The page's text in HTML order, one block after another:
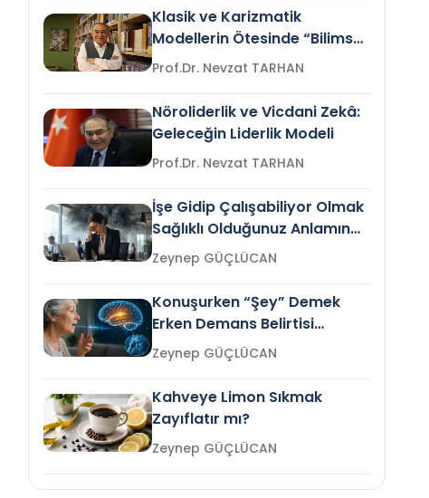
Klasik ve Karizmatik
Modellerin Ötesinde “Bilimsel
Liderlik”
Prof.Dr. Nevzat TARHAN
Nöroliderlik ve Vicdani Zekâ:
Geleceğin Liderlik Modeli
Prof.Dr. Nevzat TARHAN
İşe Gidip Çalışabiliyor Olmak
Sağlıklı Olduğunuz Anlamına
Gelir mi?Zeynep GÜÇLÜCAN
Konuşurken “Şey” Demek
Erken Demans Belirtisi
Olabilir mi?Zeynep GÜÇLÜCAN
Kahveye Limon Sıkmak
Zayıflatır mı?
Zeynep GÜÇLÜCAN